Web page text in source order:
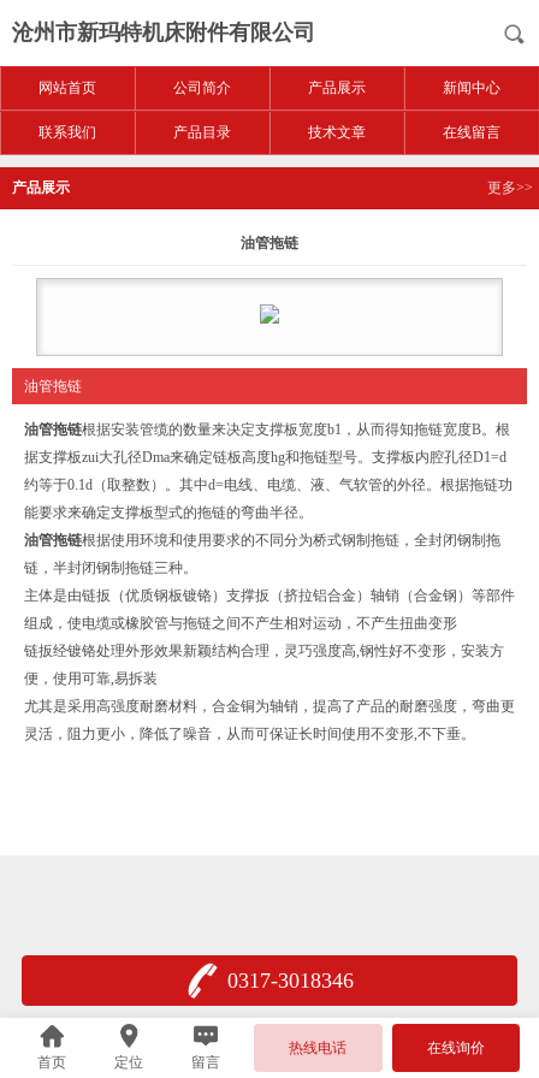
沧州市新玛特机床附件有限公司
网站首页 公司简介 产品展示 新闻中心
联系我们 产品目录 技术文章 在线留言
产品展示 更多>>
油管拖链
油管拖链
油管拖链根据安装管缆的数量来决定支撑板宽度b1，从而得知拖链宽度B。根
据支撑板zui大孔径Dma来确定链板高度hg和拖链型号。支撑板内腔孔径D1=d
约等于0.1d（取整数）。其中d=电线、电缆、液、气软管的外径。根据拖链功
能要求来确定支撑板型式的拖链的弯曲半径。
油管拖链根据使用环境和使用要求的不同分为桥式钢制拖链，全封闭钢制拖
链，半封闭钢制拖链三种。
主体是由链扳（优质钢板镀铬）支撑扳（挤拉铝合金）轴销（合金钢）等部件
组成，使电缆或橡胶管与拖链之间不产生相对运动，不产生扭曲变形
链扳经镀铬处理外形效果新颖结构合理，灵巧强度高,钢性好不变形，安装方
便，使用可靠,易拆装
尤其是采用高强度耐磨材料，合金铜为轴销，提高了产品的耐磨强度，弯曲更
灵活，阻力更小，降低了噪音，从而可保证长时间使用不变形,不下垂。
0317-3018346
首页 定位 留言
热线电话 在线询价